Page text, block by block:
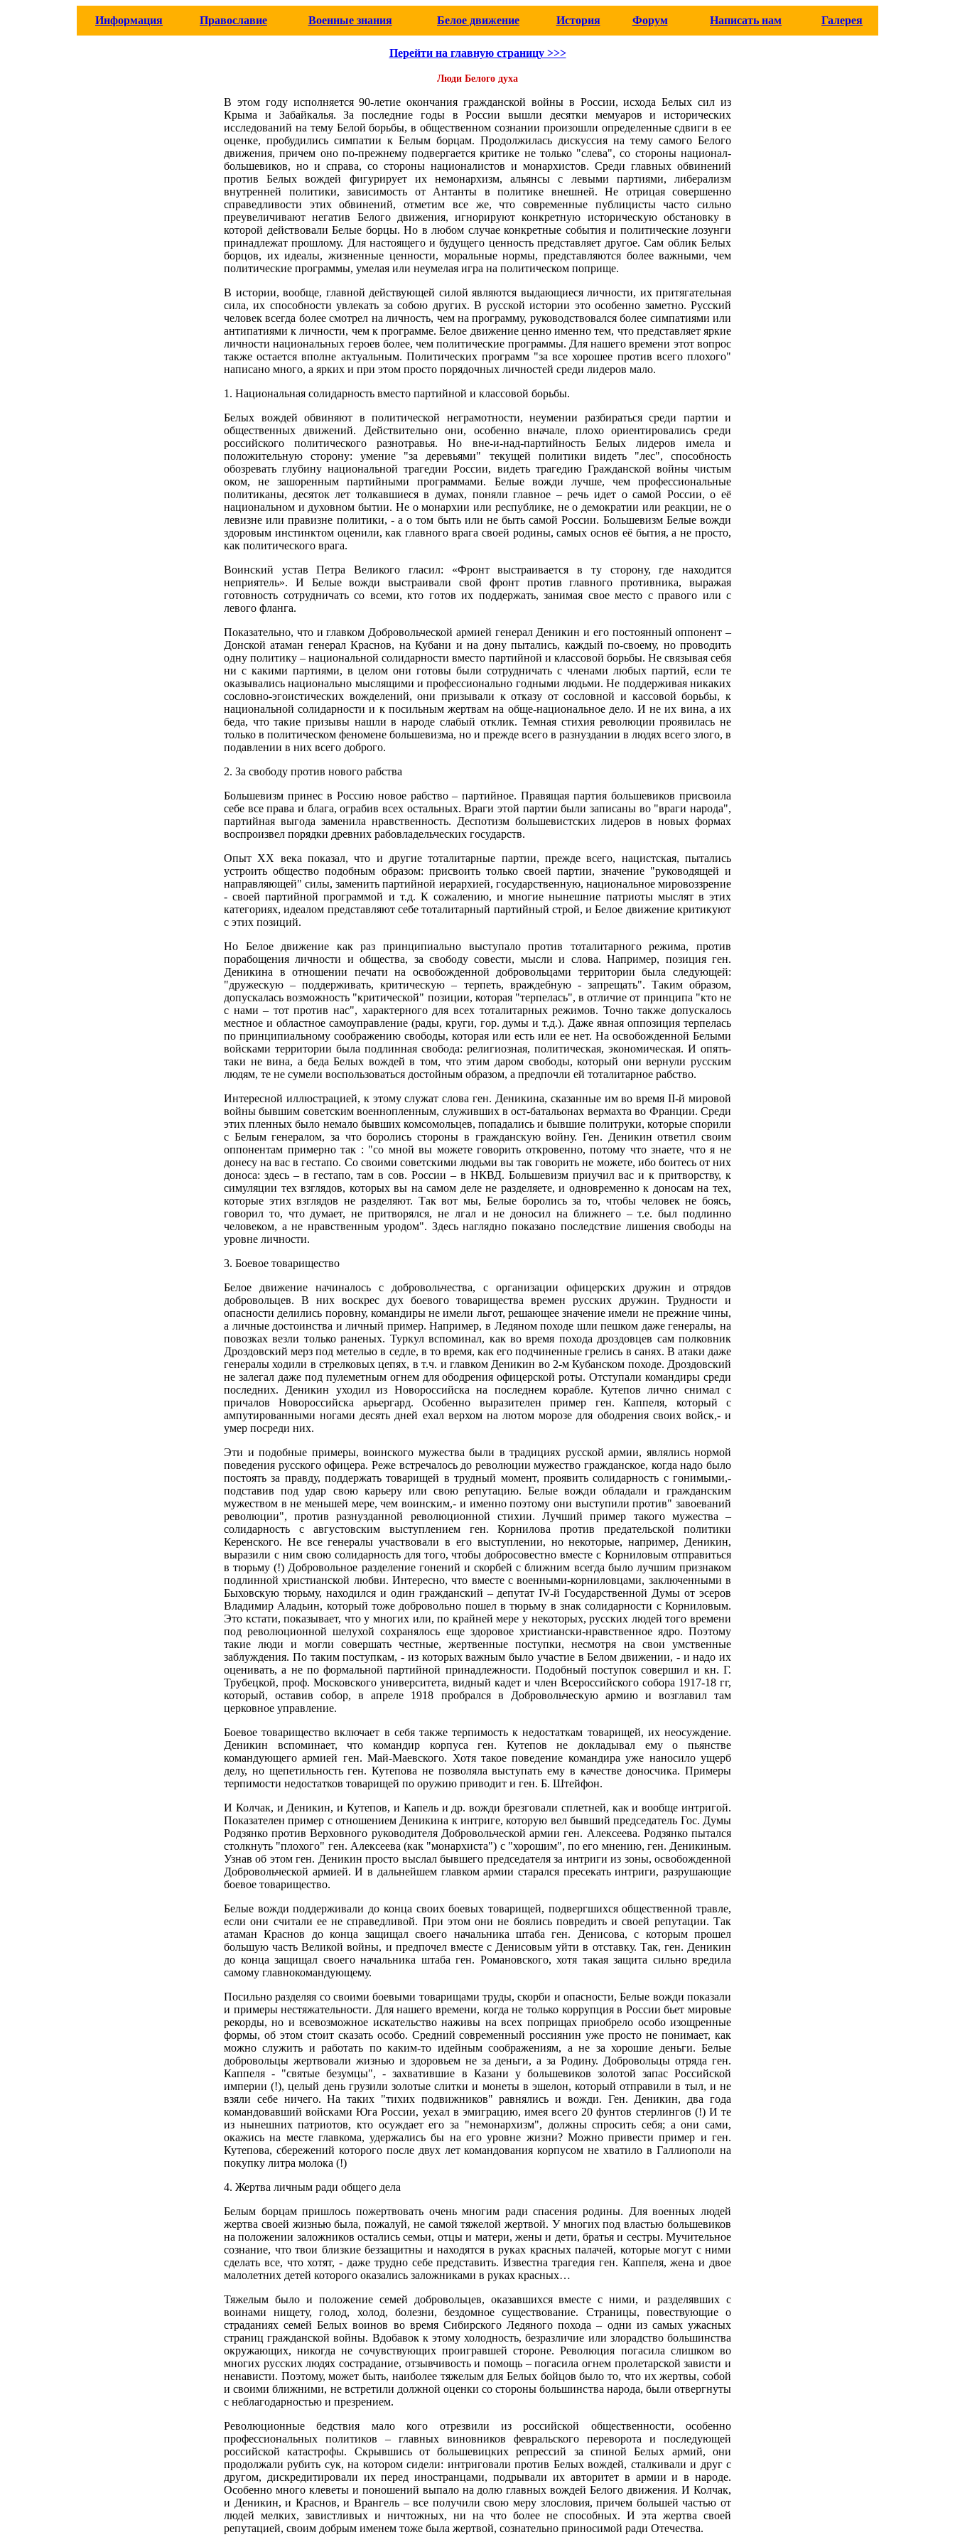
Информация Православие Военные знания Белое движение История Форум Написать нам Галерея
Перейти на главную страницу >>>
Люди Белого духа
В этом году исполняется 90-летие окончания гражданской войны в России, исхода Белых сил из
Крыма и Забайкалья. За последние годы в России вышли десятки мемуаров и исторических
исследований на тему Белой борьбы, в общественном сознании произошли определенные сдвиги в ее
оценке, пробудились симпатии к Белым борцам. Продолжилась дискуссия на тему самого Белого
движения, причем оно по-прежнему подвергается критике не только "слева", со стороны национал-
большевиков, но и справа, со стороны националистов и монархистов. Среди главных обвинений
против Белых вождей фигурирует их немонархизм, альянсы с левыми партиями, либерализм
внутренней политики, зависимость от Антанты в политике внешней. Не отрицая совершенно
справедливости этих обвинений, отметим все же, что современные публицисты часто сильно
преувеличивают негатив Белого движения, игнорируют конкретную историческую обстановку в
которой действовали Белые борцы. Но в любом случае конкретные события и политические лозунги
принадлежат прошлому. Для настоящего и будущего ценность представляет другое. Сам облик Белых
борцов, их идеалы, жизненные ценности, моральные нормы, представляются более важными, чем
политические программы, умелая или неумелая игра на политическом поприще.
В истории, вообще, главной действующей силой являются выдающиеся личности, их притягательная
сила, их способности увлекать за собою других. В русской истории это особенно заметно. Русский
человек всегда более смотрел на личность, чем на программу, руководствовался более симпатиями или
антипатиями к личности, чем к программе. Белое движение ценно именно тем, что представляет яркие
личности национальных героев более, чем политические программы. Для нашего времени этот вопрос
также остается вполне актуальным. Политических программ "за все хорошее против всего плохого"
написано много, а ярких и при этом просто порядочных личностей среди лидеров мало.
1. Национальная солидарность вместо партийной и классовой борьбы.
Белых вождей обвиняют в политической неграмотности, неумении разбираться среди партии и
общественных движений. Действительно они, особенно вначале, плохо ориентировались среди
российского политического разнотравья. Но вне-и-над-партийность Белых лидеров имела и
положительную сторону: умение "за деревьями" текущей политики видеть "лес", способность
обозревать глубину национальной трагедии России, видеть трагедию Гражданской войны чистым
оком, не зашоренным партийными программами. Белые вожди лучше, чем профессиональные
политиканы, десяток лет толкавшиеся в думах, поняли главное – речь идет о самой России, о её
национальном и духовном бытии. Не о монархии или республике, не о демократии или реакции, не о
левизне или правизне политики, - а о том быть или не быть самой России. Большевизм Белые вожди
здоровым инстинктом оценили, как главного врага своей родины, самых основ её бытия, а не просто,
как политического врага.
Воинский устав Петра Великого гласил: «Фронт выстраивается в ту сторону, где находится
неприятель». И Белые вожди выстраивали свой фронт против главного противника, выражая
готовность сотрудничать со всеми, кто готов их поддержать, занимая свое место с правого или с
левого фланга.
Показательно, что и главком Добровольческой армией генерал Деникин и его постоянный оппонент –
Донской атаман генерал Краснов, на Кубани и на дону пытались, каждый по-своему, но проводить
одну политику – национальной солидарности вместо партийной и классовой борьбы. Не связывая себя
ни с какими партиями, в целом они готовы были сотрудничать с членами любых партий, если те
оказывались национально мыслящими и профессионально годными людьми. Не поддерживая никаких
сословно-эгоистических вожделений, они призывали к отказу от сословной и кассовой борьбы, к
национальной солидарности и к посильным жертвам на обще-национальное дело. И не их вина, а их
беда, что такие призывы нашли в народе слабый отклик. Темная стихия революции проявилась не
только в политическом феномене большевизма, но и прежде всего в разнуздании в людях всего злого, в
подавлении в них всего доброго.
2. За свободу против нового рабства
Большевизм принес в Россию новое рабство – партийное. Правящая партия большевиков присвоила
себе все права и блага, ограбив всех остальных. Враги этой партии были записаны во "враги народа",
партийная выгода заменила нравственность. Деспотизм большевистских лидеров в новых формах
воспроизвел порядки древних рабовладельческих государств.
Опыт XX века показал, что и другие тоталитарные партии, прежде всего, нацистская, пытались
устроить общество подобным образом: присвоить только своей партии, значение "руководящей и
направляющей" силы, заменить партийной иерархией, государственную, национальное мировоззрение
- своей партийной программой и т.д. К сожалению, и многие нынешние патриоты мыслят в этих
категориях, идеалом представляют себе тоталитарный партийный строй, и Белое движение критикуют
с этих позиций.
Но Белое движение как раз принципиально выступало против тоталитарного режима, против
порабощения личности и общества, за свободу совести, мысли и слова. Например, позиция ген.
Деникина в отношении печати на освобожденной добровольцами территории была следующей:
"дружескую – поддерживать, критическую – терпеть, враждебную - запрещать". Таким образом,
допускалась возможность "критической" позиции, которая "терпелась", в отличие от принципа "кто не
с нами – тот против нас", характерного для всех тоталитарных режимов. Точно также допускалось
местное и областное самоуправление (рады, круги, гор. думы и т.д.). Даже явная оппозиция терпелась
по принципиальному соображению свободы, которая или есть или ее нет. На освобожденной Белыми
войсками территории была подлинная свобода: религиозная, политическая, экономическая. И опять-
таки не вина, а беда Белых вождей в том, что этим даром свободы, который они вернули русским
людям, те не сумели воспользоваться достойным образом, а предпочли ей тоталитарное рабство.
Интересной иллюстрацией, к этому служат слова ген. Деникина, сказанные им во время II-й мировой
войны бывшим советским военнопленным, служивших в ост-батальонах вермахта во Франции. Среди
этих пленных было немало бывших комсомольцев, попадались и бывшие политруки, которые спорили
с Белым генералом, за что боролись стороны в гражданскую войну. Ген. Деникин ответил своим
оппонентам примерно так : "со мной вы можете говорить откровенно, потому что знаете, что я не
донесу на вас в гестапо. Со своими советскими людьми вы так говорить не можете, ибо боитесь от них
доноса: здесь – в гестапо, там в сов. России – в НКВД. Большевизм приучил вас и к притворству, к
симуляции тех взглядов, которых вы на самом деле не разделяете, и одновременно к доносам на тех,
которые этих взглядов не разделяют. Так вот мы, Белые боролись за то, чтобы человек не боясь,
говорил то, что думает, не притворялся, не лгал и не доносил на ближнего – т.е. был подлинно
человеком, а не нравственным уродом". Здесь наглядно показано последствие лишения свободы на
уровне личности.
3. Боевое товарищество
Белое движение начиналось с добровольчества, с организации офицерских дружин и отрядов
добровольцев. В них воскрес дух боевого товарищества времен русских дружин. Трудности и
опасности делились поровну, командиры не имели льгот, решающее значение имели не прежние чины,
а личные достоинства и личный пример. Например, в Ледяном походе шли пешком даже генералы, на
повозках везли только раненых. Туркул вспоминал, как во время похода дроздовцев сам полковник
Дроздовский мерз под метелью в седле, в то время, как его подчиненные грелись в санях. В атаки даже
генералы ходили в стрелковых цепях, в т.ч. и главком Деникин во 2-м Кубанском походе. Дроздовский
не залегал даже под пулеметным огнем для ободрения офицерской роты. Отступали командиры среди
последних. Деникин уходил из Новороссийска на последнем корабле. Кутепов лично снимал с
причалов Новороссийска арьергард. Особенно выразителен пример ген. Каппеля, который с
ампутированными ногами десять дней ехал верхом на лютом морозе для ободрения своих войск,- и
умер посреди них.
Эти и подобные примеры, воинского мужества были в традициях русской армии, являлись нормой
поведения русского офицера. Реже встречалось до революции мужество гражданское, когда надо было
постоять за правду, поддержать товарищей в трудный момент, проявить солидарность с гонимыми,-
подставив под удар свою карьеру или свою репутацию. Белые вожди обладали и гражданским
мужеством в не меньшей мере, чем воинским,- и именно поэтому они выступили против" завоеваний
революции", против разнузданной революционной стихии. Лучший пример такого мужества –
солидарность с августовским выступлением ген. Корнилова против предательской политики
Керенского. Не все генералы участвовали в его выступлении, но некоторые, например, Деникин,
выразили с ним свою солидарность для того, чтобы добросовестно вместе с Корниловым отправиться
в тюрьму (!) Добровольное разделение гонений и скорбей с ближним всегда было лучшим признаком
подлинной христианской любви. Интересно, что вместе с военными-корниловцами, заключенными в
Быховскую тюрьму, находился и один гражданский – депутат IV-й Государственной Думы от эсеров
Владимир Аладьин, который тоже добровольно пошел в тюрьму в знак солидарности с Корниловым.
Это кстати, показывает, что у многих или, по крайней мере у некоторых, русских людей того времени
под революционной шелухой сохранялось еще здоровое христиански-нравственное ядро. Поэтому
такие люди и могли совершать честные, жертвенные поступки, несмотря на свои умственные
заблуждения. По таким поступкам, - из которых важным было участие в Белом движении, - и надо их
оценивать, а не по формальной партийной принадлежности. Подобный поступок совершил и кн. Г.
Трубецкой, проф. Московского университета, видный кадет и член Всероссийского собора 1917-18 гг,
который, оставив собор, в апреле 1918 пробрался в Добровольческую армию и возглавил там
церковное управление.
Боевое товарищество включает в себя также терпимость к недостаткам товарищей, их неосуждение.
Деникин вспоминает, что командир корпуса ген. Кутепов не докладывал ему о пьянстве
командующего армией ген. Май-Маевского. Хотя такое поведение командира уже наносило ущерб
делу, но щепетильность ген. Кутепова не позволяла выступать ему в качестве доносчика. Примеры
терпимости недостатков товарищей по оружию приводит и ген. Б. Штейфон.
И Колчак, и Деникин, и Кутепов, и Капель и др. вожди брезговали сплетней, как и вообще интригой.
Показателен пример с отношением Деникина к интриге, которую вел бывший председатель Гос. Думы
Родзянко против Верховного руководителя Добровольческой армии ген. Алексеева. Родзянко пытался
столкнуть "плохого" ген. Алексеева (как "монархиста") с "хорошим", по его мнению, ген. Деникиным.
Узнав об этом ген. Деникин просто выслал бывшего председателя за интриги из зоны, освобожденной
Добровольческой армией. И в дальнейшем главком армии старался пресекать интриги, разрушающие
боевое товарищество.
Белые вожди поддерживали до конца своих боевых товарищей, подвергшихся общественной травле,
если они считали ее не справедливой. При этом они не боялись повредить и своей репутации. Так
атаман Краснов до конца защищал своего начальника штаба ген. Денисова, с которым прошел
большую часть Великой войны, и предпочел вместе с Денисовым уйти в отставку. Так, ген. Деникин
до конца защищал своего начальника штаба ген. Романовского, хотя такая защита сильно вредила
самому главнокомандующему.
Посильно разделяя со своими боевыми товарищами труды, скорби и опасности, Белые вожди показали
и примеры нестяжательности. Для нашего времени, когда не только коррупция в России бьет мировые
рекорды, но и всевозможное искательство наживы на всех поприщах приобрело особо изощренные
формы, об этом стоит сказать особо. Средний современный россиянин уже просто не понимает, как
можно служить и работать по каким-то идейным соображениям, а не за хорошие деньги. Белые
добровольцы жертвовали жизнью и здоровьем не за деньги, а за Родину. Добровольцы отряда ген.
Каппеля - "святые безумцы", - захватившие в Казани у большевиков золотой запас Российской
империи (!), целый день грузили золотые слитки и монеты в эшелон, который отправили в тыл, и не
взяли себе ничего. На таких "тихих подвижников" равнялись и вожди. Ген. Деникин, два года
командовавший войсками Юга России, уехал в эмиграцию, имея всего 20 фунтов стерлингов (!) И те
из нынешних патриотов, кто осуждает его за "немонархизм", должны спросить себя; а они сами,
окажись на месте главкома, удержались бы на его уровне жизни? Можно привести пример и ген.
Кутепова, сбережений которого после двух лет командования корпусом не хватило в Галлиополи на
покупку литра молока (!)
4. Жертва личным ради общего дела
Белым борцам пришлось пожертвовать очень многим ради спасения родины. Для военных людей
жертва своей жизнью была, пожалуй, не самой тяжелой жертвой. У многих под властью большевиков
на положении заложников остались семьи, отцы и матери, жены и дети, братья и сестры. Мучительное
сознание, что твои близкие беззащитны и находятся в руках красных палачей, которые могут с ними
сделать все, что хотят, - даже трудно себе представить. Известна трагедия ген. Каппеля, жена и двое
малолетних детей которого оказались заложниками в руках красных…
Тяжелым было и положение семей добровольцев, оказавшихся вместе с ними, и разделявших с
воинами нищету, голод, холод, болезни, бездомное существование. Страницы, повествующие о
страданиях семей Белых воинов во время Сибирского Ледяного похода – одни из самых ужасных
страниц гражданской войны. Вдобавок к этому холодность, безразличие или злорадство большинства
окружающих, никогда не сочувствующих проигравшей стороне. Революция погасила слишком во
многих русских людях сострадание, отзывчивость и помощь – погасила огнем пролетарской зависти и
ненависти. Поэтому, может быть, наиболее тяжелым для Белых бойцов было то, что их жертвы, собой
и своими ближними, не встретили должной оценки со стороны большинства народа, были отвергнуты
с неблагодарностью и презрением.
Революционные бедствия мало кого отрезвили из российской общественности, особенно
профессиональных политиков – главных виновников февральского переворота и последующей
российской катастрофы. Скрывшись от большевицких репрессий за спиной Белых армий, они
продолжали рубить сук, на котором сидели: интриговали против Белых вождей, сталкивали и друг с
другом, дискредитировали их перед иностранцами, подрывали их авторитет в армии и в народе.
Особенно много клеветы и поношений выпало на долю главных вождей Белого движения. И Колчак,
и Деникин, и Краснов, и Врангель – все получили свою меру злословия, причем большей частью от
людей мелких, завистливых и ничтожных, ни на что более не способных. И эта жертва своей
репутацией, своим добрым именем тоже была жертвой, сознательно приносимой ради Отечества.